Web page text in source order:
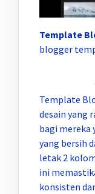
Template
blogger
Template
desain yang
bagi
yang bersih
letak 2
ini
konsisten